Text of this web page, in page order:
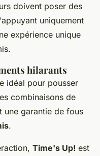
doivent poser des
uniquement
expérience unique
hilarants
idéal pour pousser
combinaisons de
une garantie de fous
.
Time's Up! est